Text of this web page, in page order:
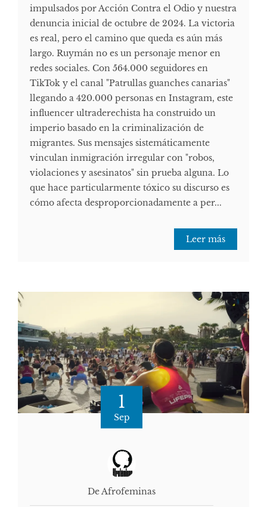
impulsados por Acción Contra el Odio y nuestra
denuncia inicial de octubre de 2024. La victoria
es real, pero el camino que queda es aún más
largo. Ruymán no es un personaje menor en
redes sociales. Con 564.000 seguidores en
TikTok y el canal "Patrullas guanches canarias"
llegando a 420.000 personas en Instagram, este
influencer ultraderechista ha construido un
imperio basado en la criminalización de
migrantes. Sus mensajes sistemáticamente
vinculan inmigración irregular con "robos,
violaciones y asesinatos" sin prueba alguna. Lo
que hace particularmente tóxico su discurso es
cómo afecta desproporcionadamente a per...
Leer más
1
Sep
De Afrofeminas